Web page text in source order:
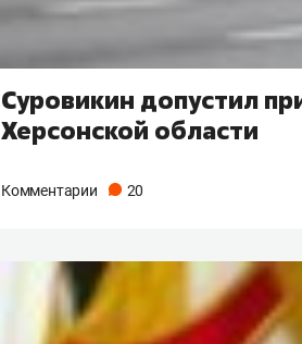
Суровикин допустил
Херсонской области
Комментарии 20